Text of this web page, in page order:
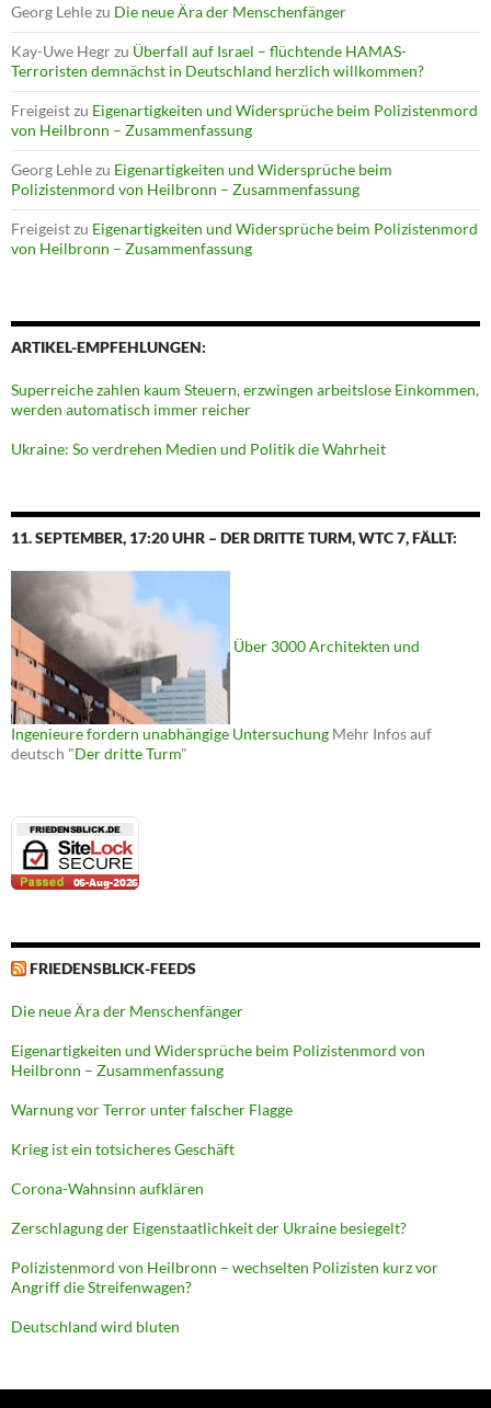
Georg Lehlezu Die neue Ära der Menschenfänger
Kay-Uwe Hegrzu Überfall auf Israel – flüchtende HAMAS-
Terroristen demnächst in Deutschland herzlich willkommen?
Freigeistzu Eigenartigkeiten und Widersprüche beim Polizistenmord
von Heilbronn – Zusammenfassung
Georg Lehlezu Eigenartigkeiten und Widersprüche beim
Polizistenmord von Heilbronn – Zusammenfassung
Freigeistzu Eigenartigkeiten und Widersprüche beim Polizistenmord
von Heilbronn – Zusammenfassung
ARTIKEL-EMPFEHLUNGEN:
Superreiche zahlen kaum Steuern, erzwingen arbeitslose Einkommen,
werden automatisch immer reicher
Ukraine: So verdrehen Medien und Politik die Wahrheit
11. SEPTEMBER, 17:20 UHR – DER DRITTE TURM, WTC 7, FÄLLT:
Über 3000 Architekten und
Ingenieure fordern unabhängige Untersuchung Mehr Infos auf
deutsch "Der dritte Turm"
FRIEDENSBLICK-FEEDS
Die neue Ära der Menschenfänger
Eigenartigkeiten und Widersprüche beim Polizistenmord von
Heilbronn – Zusammenfassung
Warnung vor Terror unter falscher Flagge
Krieg ist ein totsicheres Geschäft
Corona-Wahnsinn aufklären
Zerschlagung der Eigenstaatlichkeit der Ukraine besiegelt?
Polizistenmord von Heilbronn – wechselten Polizisten kurz vor
Angriff die Streifenwagen?
Deutschland wird bluten